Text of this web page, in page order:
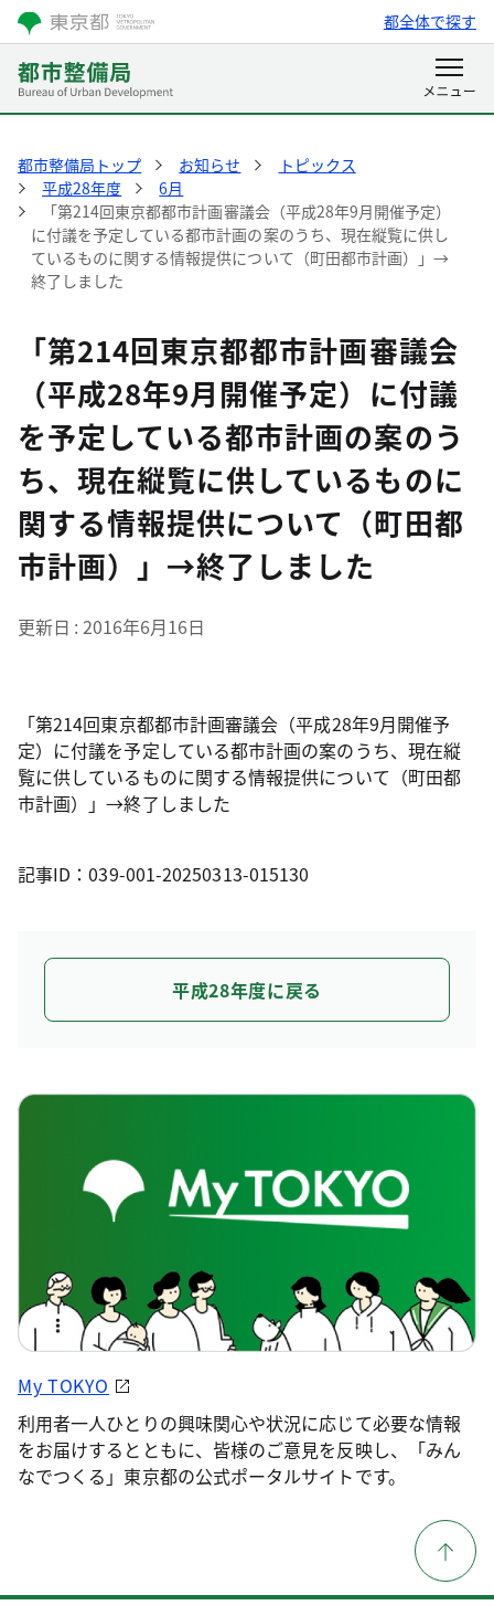
都全体で探す
都市整備局トップ お知らせ
トピックス
平成28年度
6月
「第214回東京都都市計画審議会（平成28年9月開催予定）
に付議を予定している都市計画の案のうち、現在縦覧に供し
ているものに関する情報提供について（町田都市計画）」→
終了しました
「第214回東京都都市計画審議会
（平成28年9月開催予定）に付議
を予定している都市計画の案のう
ち、現在縦覧に供しているものに
関する情報提供について（町田都
市計画）」→終了しました
更新日 2016年6月16日
「第214回東京都都市計画審議会（平成28年9月開催予
定）に付議を予定している都市計画の案のうち、現在縦
覧に供しているものに関する情報提供について（町田都
市計画）」→終了しました
記事ID：039-001-20250313-015130
平成28年度に戻る
My TOKYO
利用者一人ひとりの興味関心や状況に応じて必要な情報
をお届けするとともに、皆様のご意見を反映し、「みん
なでつくる」東京都の公式ポータルサイトです。